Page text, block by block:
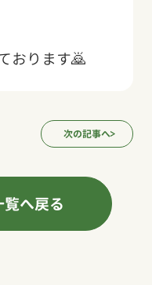
おります🙇
次の記事へ
へ戻る